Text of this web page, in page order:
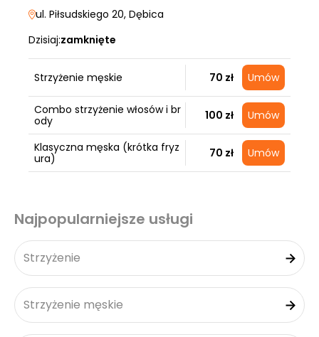
ul. Piłsudskiego 20, Dębica
Dzisiaj:zamknięte
Strzyżenie męskie 70 zł Umów
Combo strzyżenie włosów i br
ody
100 zł Umów
Klasyczna męska (krótka fryz
ura)
70 zł Umów
Najpopularniejsze usługi
Strzyżenie
Strzyżenie męskie